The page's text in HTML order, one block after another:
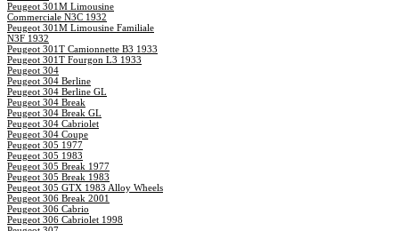
Peugeot 301M Limousine
Commerciale N3C 1932
Peugeot 301M Limousine Familiale
N3F 1932
Peugeot 301T Camionnette B3 1933
Peugeot 301T Fourgon L3 1933
Peugeot 304
Peugeot 304 Berline
Peugeot 304 Berline GL
Peugeot 304 Break
Peugeot 304 Break GL
Peugeot 304 Cabriolet
Peugeot 304 Coupe
Peugeot 305 1977
Peugeot 305 1983
Peugeot 305 Break 1977
Peugeot 305 Break 1983
Peugeot 305 GTX 1983 Alloy Wheels
Peugeot 306 Break 2001
Peugeot 306 Cabrio
Peugeot 306 Cabriolet 1998